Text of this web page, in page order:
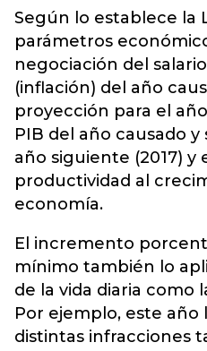
Según lo establece la
parámetros
negociación del
(inflación) del año
proyección para el
PIB del año causado
año siguiente (2017) y
productividad al
economía.
El incremento
mínimo también lo
de la vida diaria como
Por ejemplo, este año
distintas infracciones